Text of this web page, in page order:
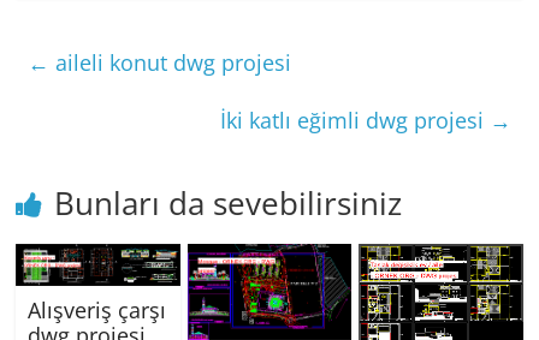
← aileli konut dwg projesi
İki katlı eğimli dwg projesi →
Bunları da sevebilirsiniz
Alışveriş çarşı